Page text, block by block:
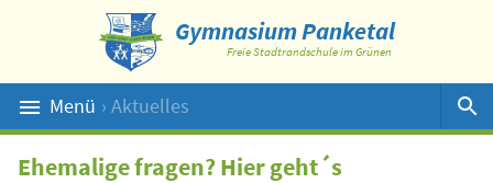
Gymnasium Panketal
Freie Stadtrandschule im Grünen
Menü › Aktuelles
Suche
Ehemalige fragen? Hier geht´s